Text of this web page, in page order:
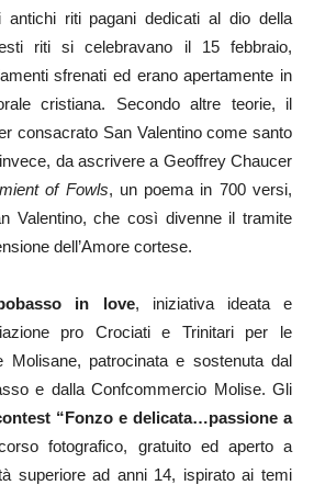
antichi riti pagani dedicati al dio della
riti si celebravano il 15 febbraio,
sfrenati ed erano apertamente in
cristiana. Secondo altre teorie, il
consacrato San Valentino come santo
da ascrivere a Geoffrey Chaucer
of Fowls, un poema in 700 versi,
Valentino, che così divenne il tramite
dell’Amore cortese.
in love, iniziativa ideata e
pro Crociati e Trinitari per le
Molisane, patrocinata e sostenuta dal
e dalla Confcommercio Molise. Gli
“Fonzo e delicata…passione a
fotografico, gratuito ed aperto a
superiore ad anni 14, ispirato ai temi